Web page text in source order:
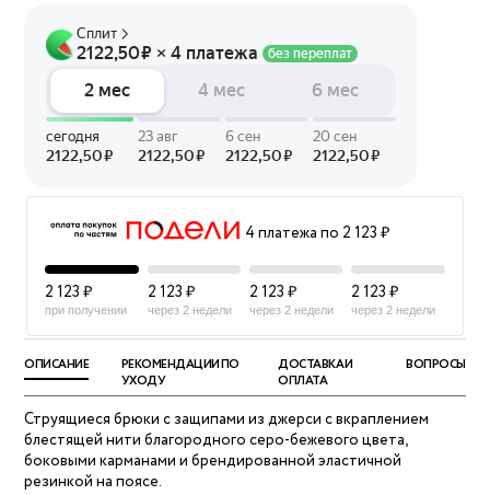
4 платежа по 2 123 ₽
2 123 ₽
при получении
2 123 ₽
через 2 недели
2 123 ₽
через 2 недели
2 123 ₽
через 2 недели
ОПИСАНИЕ
РЕКОМЕНДАЦИИ ПО
УХОДУ
ДОСТАВКА И
ОПЛАТА
ВОПРОСЫ
Струящиеся брюки с защипами из джерси с вкраплением
блестящей нити благородного серо-бежевого цвета,
боковыми карманами и брендированной эластичной
резинкой на поясе.